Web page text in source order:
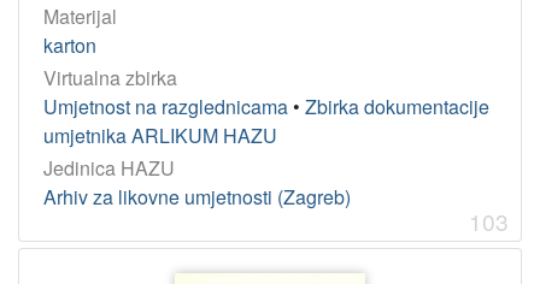
Materijal
karton
Virtualna zbirka
Umjetnost na razglednicama • Zbirka dokumentacije
umjetnika ARLIKUM HAZU
Jedinica HAZU
Arhiv za likovne umjetnosti (Zagreb)
103